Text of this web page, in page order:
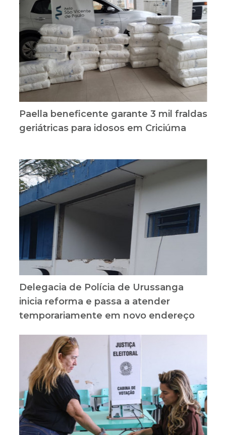
Paella beneficente garante 3 mil fraldas
geriátricas para idosos em Criciúma
Delegacia de Polícia de Urussanga
inicia reforma e passa a atender
temporariamente em novo endereço